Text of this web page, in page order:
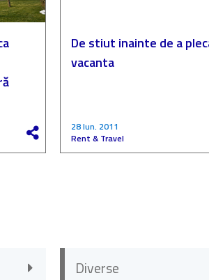
De stiut inainte de a
vacanta
28 Iun. 2011
Rent & Travel
Diverse